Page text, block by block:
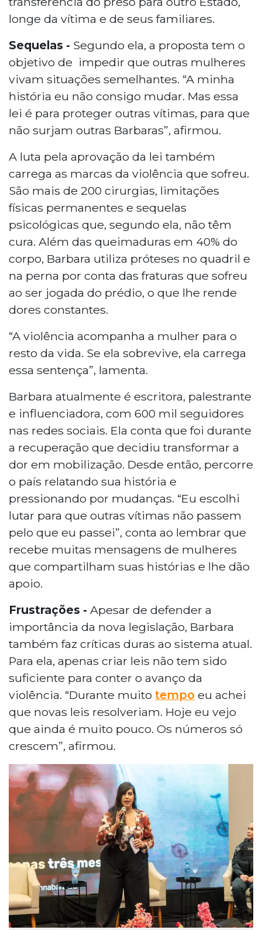
longe da vítima e de seus familiares.
Sequelas - Segundo ela, a proposta tem o
objetivo de impedir que outras mulheres
vivam situações semelhantes. “A minha
história eu não consigo mudar. Mas essa
lei é para proteger outras vítimas, para que
não surjam outras Barbaras”, afirmou.
A luta pela aprovação da lei também
carrega as marcas da violência que sofreu.
São mais de 200 cirurgias, limitações
físicas permanentes e sequelas
psicológicas que, segundo ela, não têm
cura. Além das queimaduras em 40% do
corpo, Barbara utiliza próteses no quadril e
na perna por conta das fraturas que sofreu
ao ser jogada do prédio, o que lhe rende
dores constantes.
“A violência acompanha a mulher para o
resto da vida. Se ela sobrevive, ela carrega
essa sentença”, lamenta.
Barbara atualmente é escritora, palestrante
e influenciadora, com 600 mil seguidores
nas redes sociais. Ela conta que foi durante
a recuperação que decidiu transformar a
dor em mobilização. Desde então, percorre
o país relatando sua história e
pressionando por mudanças. “Eu escolhi
lutar para que outras vítimas não passem
pelo que eu passei”, conta ao lembrar que
recebe muitas mensagens de mulheres
que compartilham suas histórias e lhe dão
apoio.
Frustrações - Apesar de defender a
importância da nova legislação, Barbara
também faz críticas duras ao sistema atual.
Para ela, apenas criar leis não tem sido
suficiente para conter o avanço da
violência. “Durante muito tempo eu achei
que novas leis resolveriam. Hoje eu vejo
que ainda é muito pouco. Os números só
crescem”, afirmou.